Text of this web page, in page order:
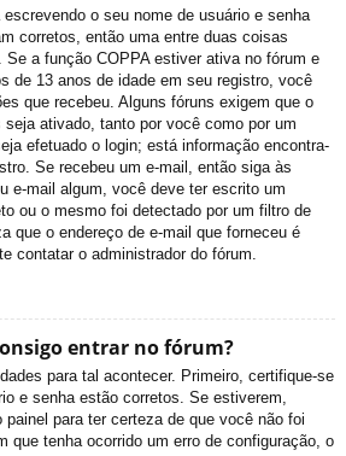
o seu nome de usuário e senha
corretos, então uma entre duas coisas
Se a função COPPA estiver ativa no fórum e
de 13 anos de idade em seu registro, você
que recebeu. Alguns fóruns exigem que o
ativado, tanto por você como por um
efetuado o login; está informação encontra-
Se recebeu um e-mail, então siga às
e-mail algum, você deve ter escrito um
ou o mesmo foi detectado por um filtro de
que o endereço de e-mail que forneceu é
contatar o administrador do fórum.
entrar no fórum?
para tal acontecer. Primeiro, certifique-se
e senha estão corretos. Se estiverem,
para ter certeza de que você não foi
que tenha ocorrido um erro de configuração, o